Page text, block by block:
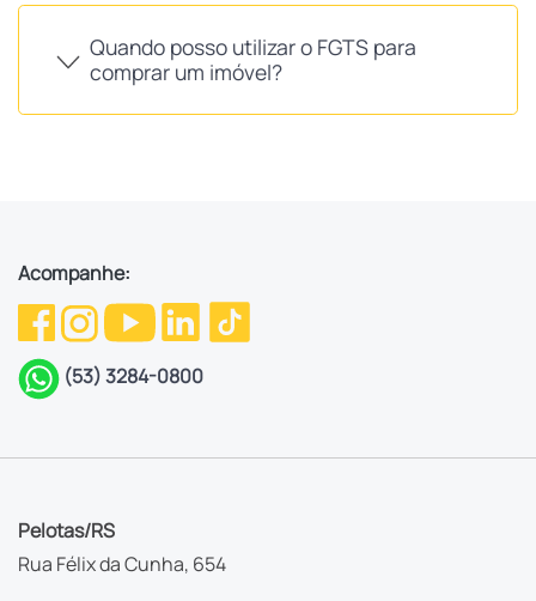
Quando posso utilizar o FGTS para
comprar um imóvel?
Acompanhe:
(53) 3284-0800
Pelotas/RS
Rua Félix da Cunha, 654